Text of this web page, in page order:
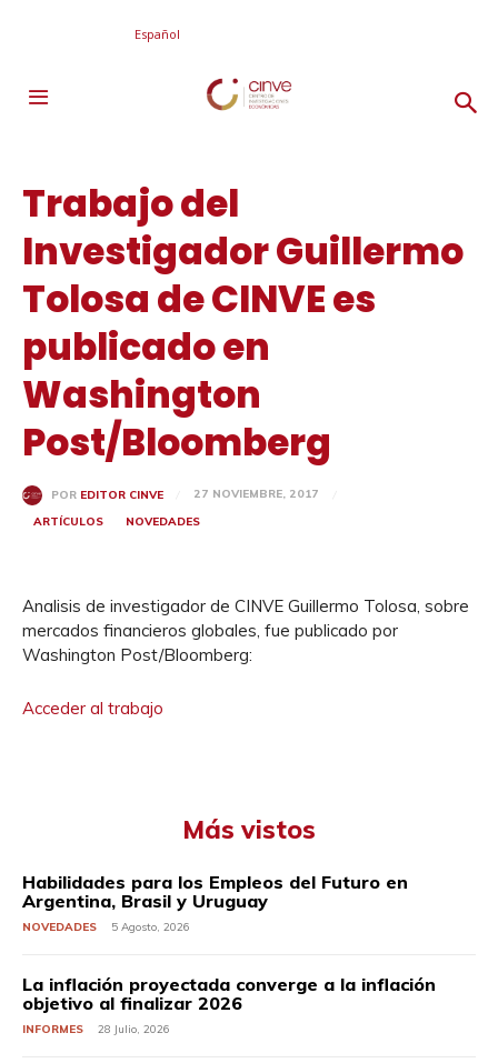
Español
Trabajo del
Investigador Guillermo
Tolosa de CINVE es
publicado en
Washington
Post/Bloomberg
POR EDITOR CINVE
27 NOVIEMBRE, 2017
ARTÍCULOS
NOVEDADES
Analisis de investigador de CINVE Guillermo Tolosa, sobre
mercados financieros globales, fue publicado por
Washington Post/Bloomberg:
Acceder al trabajo
Más vistos
Habilidades para los Empleos del Futuro en
Argentina, Brasil y Uruguay
NOVEDADES 5 Agosto, 2026
La inflación proyectada converge a la inflación
objetivo al finalizar 2026
INFORMES 28 Julio, 2026